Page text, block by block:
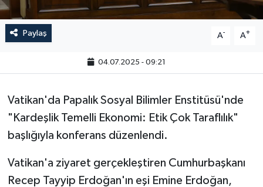
Paylaş A- A+
04.07.2025 - 09:21
Vatikan'da Papalık Sosyal Bilimler Enstitüsü'nde
"Kardeşlik Temelli Ekonomi: Etik Çok Taraflılık"
başlığıyla konferans düzenlendi.
Vatikan'a ziyaret gerçekleştiren Cumhurbaşkanı
Recep Tayyip Erdoğan'ın eşi Emine Erdoğan,